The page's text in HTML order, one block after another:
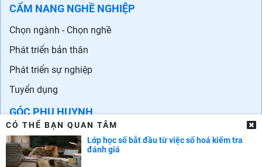
Đại học - Cao đẳng
Đại học trên Thế giới
Danh sách trường quốc tế ở Hà Nội
Danh sách các trường quốc tế tại TPHCM
CẨM NANG NGHỀ NGHIỆP
Chọn ngành - Chọn nghề
Phát triển bản thân
Phát triển sự nghiệp
CÓ THỂ BẠN QUAN TÂM
Lớp học số bắt đầu từ việc số hoá kiểm tra
đánh giá